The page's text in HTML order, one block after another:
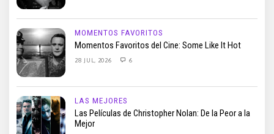
MOMENTOS FAVORITOS
Momentos Favoritos del Cine: Some Like It Hot
28 JUL, 2026 6
LAS MEJORES
Las Películas de Christopher Nolan: De la Peor a la
Mejor